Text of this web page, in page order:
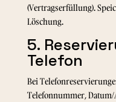
(Vertragserfüllung).
Löschung.
5.
Telefon
Bei
Telefonnummer,